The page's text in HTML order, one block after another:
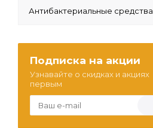
Антибактериальные средства
Подписка на акции
Узнавайте о скидках и акциях
первым